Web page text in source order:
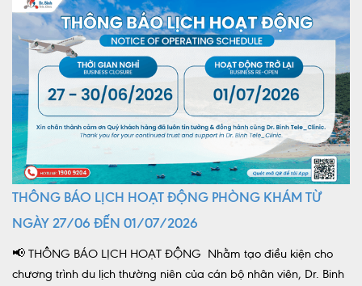
THÔNG BÁO LỊCH HOẠT ĐỘNG PHÒNG KHÁM TỪ
NGÀY 27/06 ĐẾN 01/07/2026
📢 THÔNG BÁO LỊCH HOẠT ĐỘNG Nhằm tạo điều kiện cho
chương trình du lịch thường niên của cán bộ nhân viên, Dr. Binh